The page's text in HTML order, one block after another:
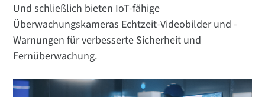
Und schließlich bieten IoT-fähige
Überwachungskameras Echtzeit-Videobilder und -
Warnungen für verbesserte Sicherheit und
Fernüberwachung.